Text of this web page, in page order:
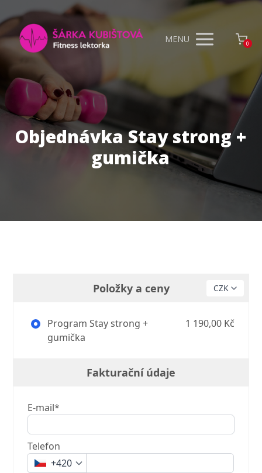
MENU 0
Objednávka Stay strong +
gumička
Položky a ceny
Program Stay strong +
gumička
1 190,00 Kč
Fakturační údaje
E-mail*
Telefon
+420